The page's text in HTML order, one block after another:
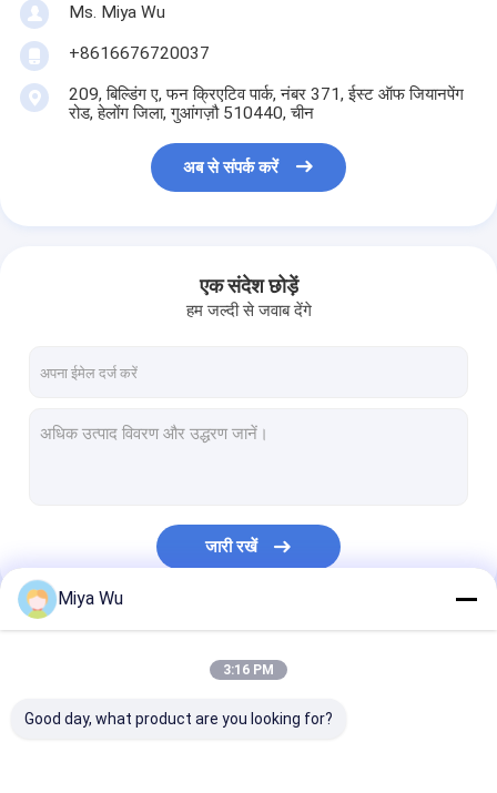
Ms. Miya Wu
+8616676720037
209, बिल्डिंग ए, फन क्रिएटिव पार्क, नंबर 371, ईस्ट ऑफ जियानपेंग
रोड, हेलोंग जिला, गुआंगज़ौ 510440, चीन
अब से संपर्क करें
एक संदेश छोड़ें
हम जल्दी से जवाब देंगे
जारी रखें
हमारी श्रेणियाँ
Miya Wu
3:16 PM
Good day, what product are you looking for?